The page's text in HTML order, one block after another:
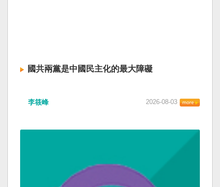
國共兩黨是中國民主化的最大障礙
李筱峰 2026-08-03